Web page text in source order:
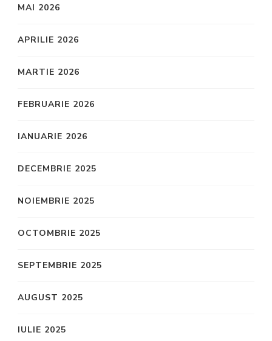
MAI 2026
APRILIE 2026
MARTIE 2026
FEBRUARIE 2026
IANUARIE 2026
DECEMBRIE 2025
NOIEMBRIE 2025
OCTOMBRIE 2025
SEPTEMBRIE 2025
AUGUST 2025
IULIE 2025